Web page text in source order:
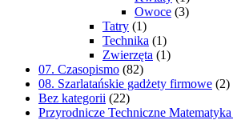
Owoce (3)
Tatry (1)
Technika (1)
Zwierzęta (1)
07. Czasopismo (82)
08. Szarlatańskie gadżety firmowe (2)
Bez kategorii (22)
Przyrodnicze Techniczne